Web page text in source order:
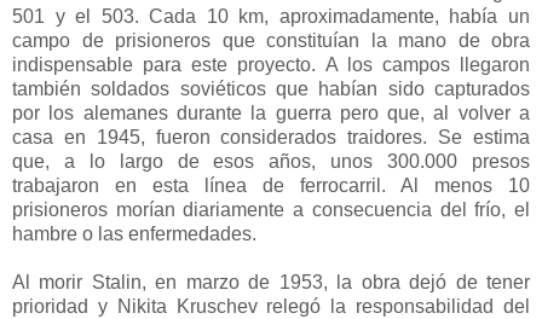
501 y el 503. Cada 10 km, aproximadamente, había un
campo de prisioneros que constituían la mano de obra
indispensable para este proyecto. A los campos llegaron
también soldados soviéticos que habían sido capturados
por los alemanes durante la guerra pero que, al volver a
casa en 1945, fueron considerados traidores. Se estima
que, a lo largo de esos años, unos 300.000 presos
trabajaron en esta línea de ferrocarril. Al menos 10
prisioneros morían diariamente a consecuencia del frío, el
hambre o las enfermedades.
Al morir Stalin, en marzo de 1953, la obra dejó de tener
prioridad y Nikita Kruschev relegó la responsabilidad del